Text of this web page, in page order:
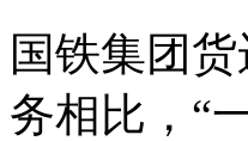
国铁集团
务相比，“